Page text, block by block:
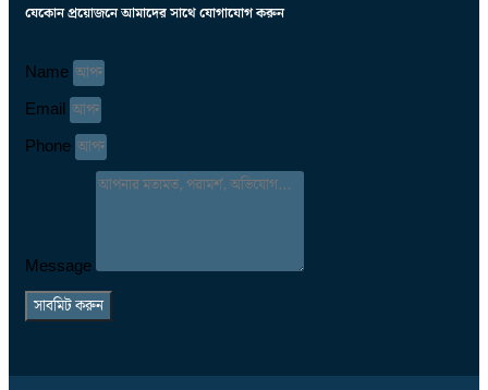
যেকোন প্রয়োজনে আমাদের সাথে যোগাযোগ করুন
Name
Email
Phone
Message
সাবমিট করুন